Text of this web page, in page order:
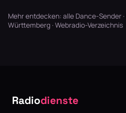
Mehr entdecken: alle Dance-Sender ·
Württemberg · Webradio-Verzeichnis
Radiodienste